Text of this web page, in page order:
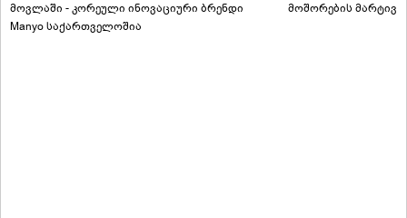
მოვლაში - კორეული ინოვაციური ბრენდი
Manyo საქართველოშია
მოშორების